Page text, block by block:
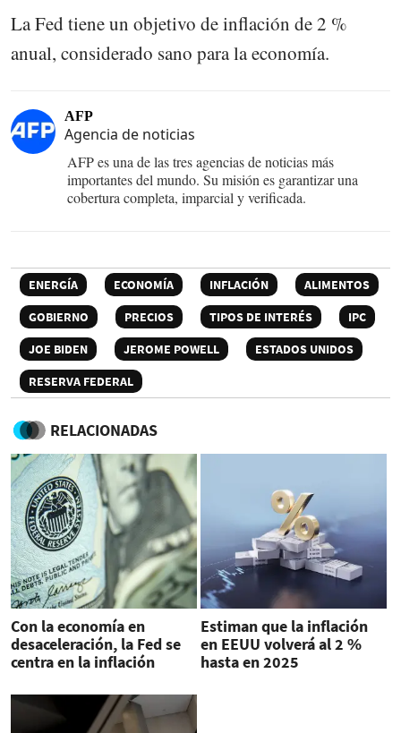
La Fed tiene un objetivo de inflación de 2 %
anual, considerado sano para la economía.
AFP
Agencia de noticias
AFP es una de las tres agencias de noticias más
importantes del mundo. Su misión es garantizar una
cobertura completa, imparcial y verificada.
ENERGÍA ECONOMÍA INFLACIÓN
ALIMENTOS
GOBIERNO
PRECIOS TIPOS DE INTERÉS
IPC
JOE BIDEN
JEROME POWELL
ESTADOS UNIDOS
RESERVA FEDERAL
RELACIONADAS
Con la economía en
desaceleración, la Fed se
centra en la inflación
Estiman que la inflación
en EEUU volverá al 2 %
hasta en 2025